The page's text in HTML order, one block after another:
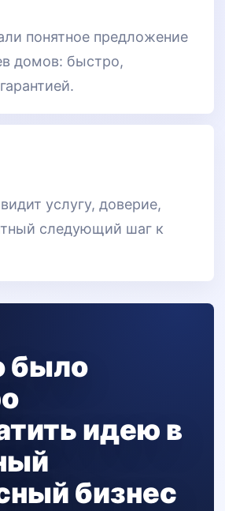
понятное предложение
домов: быстро,
услугу, доверие,
следующий шаг к
было
идею в
бизнес